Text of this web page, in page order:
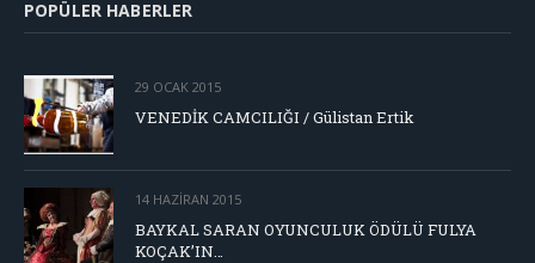
POPÜLER HABERLER
29 OCAK 2015
VENEDİK CAMCILIĞI / Gülistan Ertik
14 HAZIRAN 2015
BAYKAL SARAN OYUNCULUK ÖDÜLÜ FULYA
KOÇAK’IN…